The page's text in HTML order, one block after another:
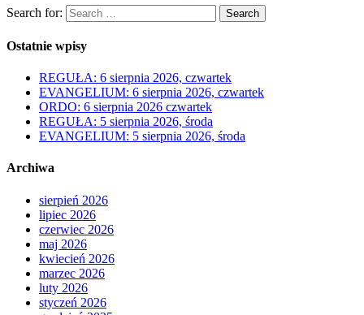
Search for: Search
Ostatnie wpisy
REGUŁA: 6 sierpnia 2026, czwartek
EVANGELIUM: 6 sierpnia 2026, czwartek
ORDO: 6 sierpnia 2026 czwartek
REGUŁA: 5 sierpnia 2026, środa
EVANGELIUM: 5 sierpnia 2026, środa
Archiwa
sierpień 2026
lipiec 2026
czerwiec 2026
maj 2026
kwiecień 2026
marzec 2026
luty 2026
styczeń 2026